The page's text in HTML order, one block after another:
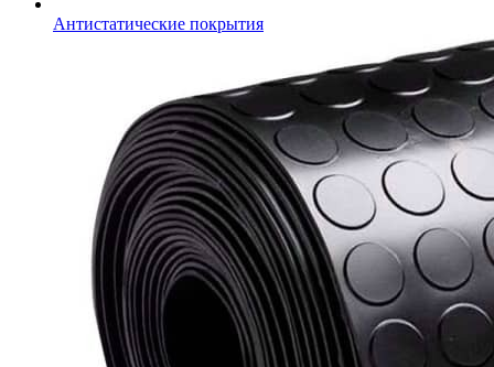
Антистатические покрытия